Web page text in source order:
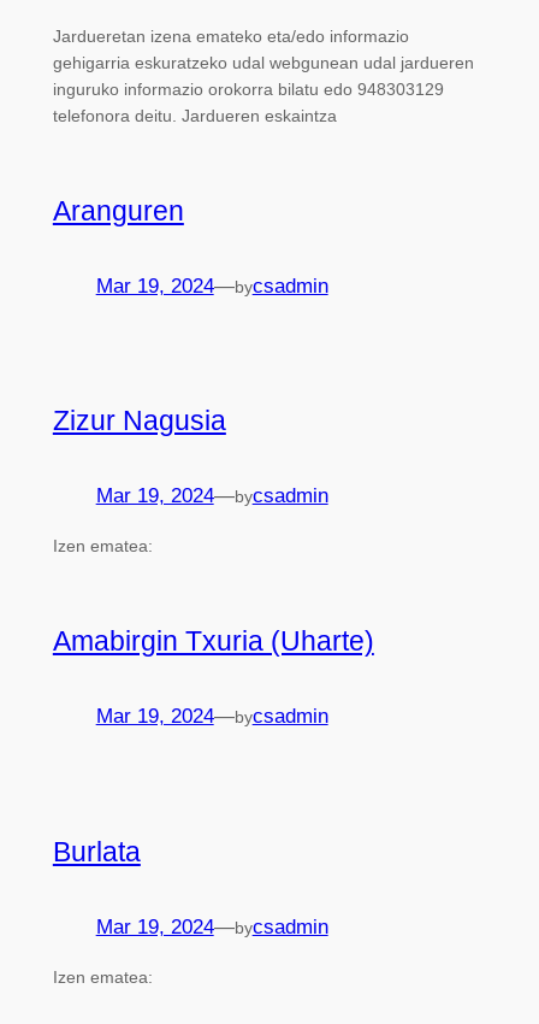
Jardueretan izena emateko eta/edo informazio
gehigarria eskuratzeko udal webgunean udal jardueren
inguruko informazio orokorra bilatu edo 948303129
telefonora deitu. Jardueren eskaintza
Aranguren
Mar 19, 2024—bycsadmin
Zizur Nagusia
Mar 19, 2024—bycsadmin
Izen ematea:
Amabirgin Txuria (Uharte)
Mar 19, 2024—bycsadmin
Burlata
Mar 19, 2024—bycsadmin
Izen ematea: